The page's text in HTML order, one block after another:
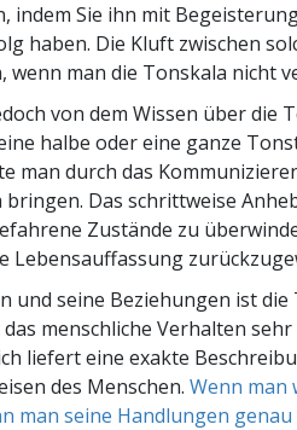
indem Sie ihn mit
haben. Die Kluft zwischen
wenn man die Tonskala nicht
von dem Wissen über die
halbe oder eine ganze
man durch das
bringen. Das schrittweise
Zustände zu
Lebensauffassung
und seine Beziehungen ist
menschliche Verhalten
liefert eine exakte
des Menschen. Wenn man
man seine Handlungen